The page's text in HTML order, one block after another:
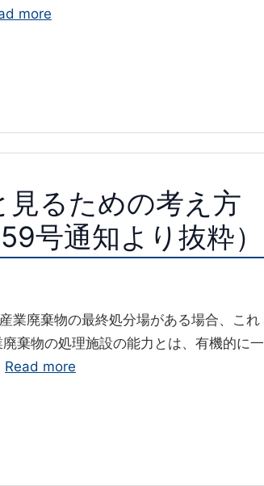
more
見るための考え方
号通知より抜粋）
業廃棄物の最終処分場がある場合、これ
棄物の処理施設の能力とは、有機的に一
Read more